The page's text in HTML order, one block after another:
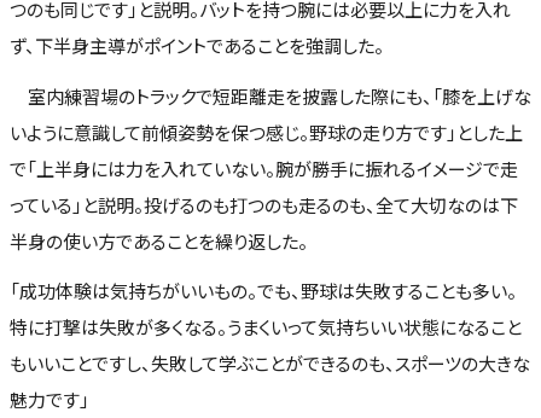
つのも同じです」と説明。バットを持つ腕には必要以上に力を入れ
ず、下半身主導がポイントであることを強調した。
室内練習場のトラックで短距離走を披露した際にも、「膝を上げな
いように意識して前傾姿勢を保つ感じ。野球の走り方です」とした上
で「上半身には力を入れていない。腕が勝手に振れるイメージで走
っている」と説明。投げるのも打つのも走るのも、全て大切なのは下
半身の使い方であることを繰り返した。
「成功体験は気持ちがいいもの。でも、野球は失敗することも多い。
特に打撃は失敗が多くなる。うまくいって気持ちいい状態になること
もいいことですし、失敗して学ぶことができるのも、スポーツの大きな
魅力です」